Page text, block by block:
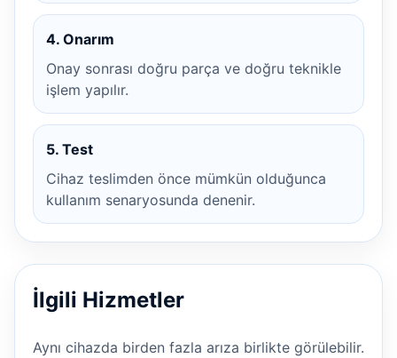
4. Onarım
Onay sonrası doğru parça ve doğru teknikle
işlem yapılır.
5. Test
Cihaz teslimden önce mümkün olduğunca
kullanım senaryosunda denenir.
İlgili Hizmetler
Aynı cihazda birden fazla arıza birlikte görülebilir.